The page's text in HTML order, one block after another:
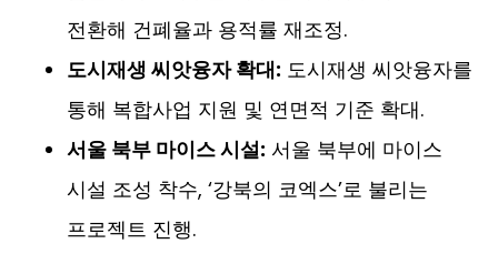
전환해 건폐율과 용적률 재조정.
도시재생 씨앗융자 확대: 도시재생 씨앗융자를
통해 복합사업 지원 및 연면적 기준 확대.
서울 북부 마이스 시설: 서울 북부에 마이스
시설 조성 착수, ‘강북의 코엑스’로 불리는
프로젝트 진행.